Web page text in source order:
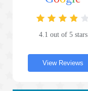
4.1 out of 5 stars
View Reviews